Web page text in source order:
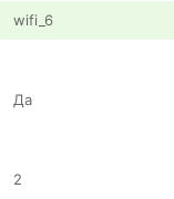
wifi_6
Да
2